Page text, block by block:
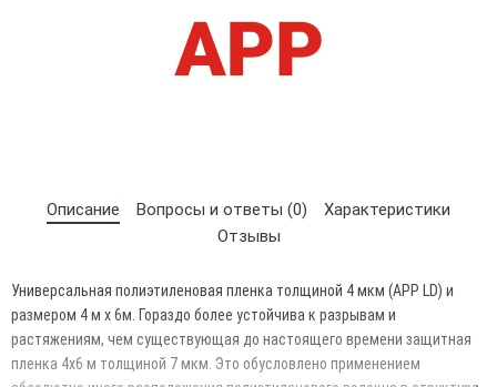
Описание Вопросы и ответы (0)
Характеристики
Отзывы
Универсальная полиэтиленовая пленка толщиной 4 мкм (APP LD) и
размером 4 м х 6м. Гораздо более устойчива к разрывам и
растяжениям, чем существующая до настоящего времени защитная
пленка 4x6 м толщиной 7 мкм. Это обусловлено применением